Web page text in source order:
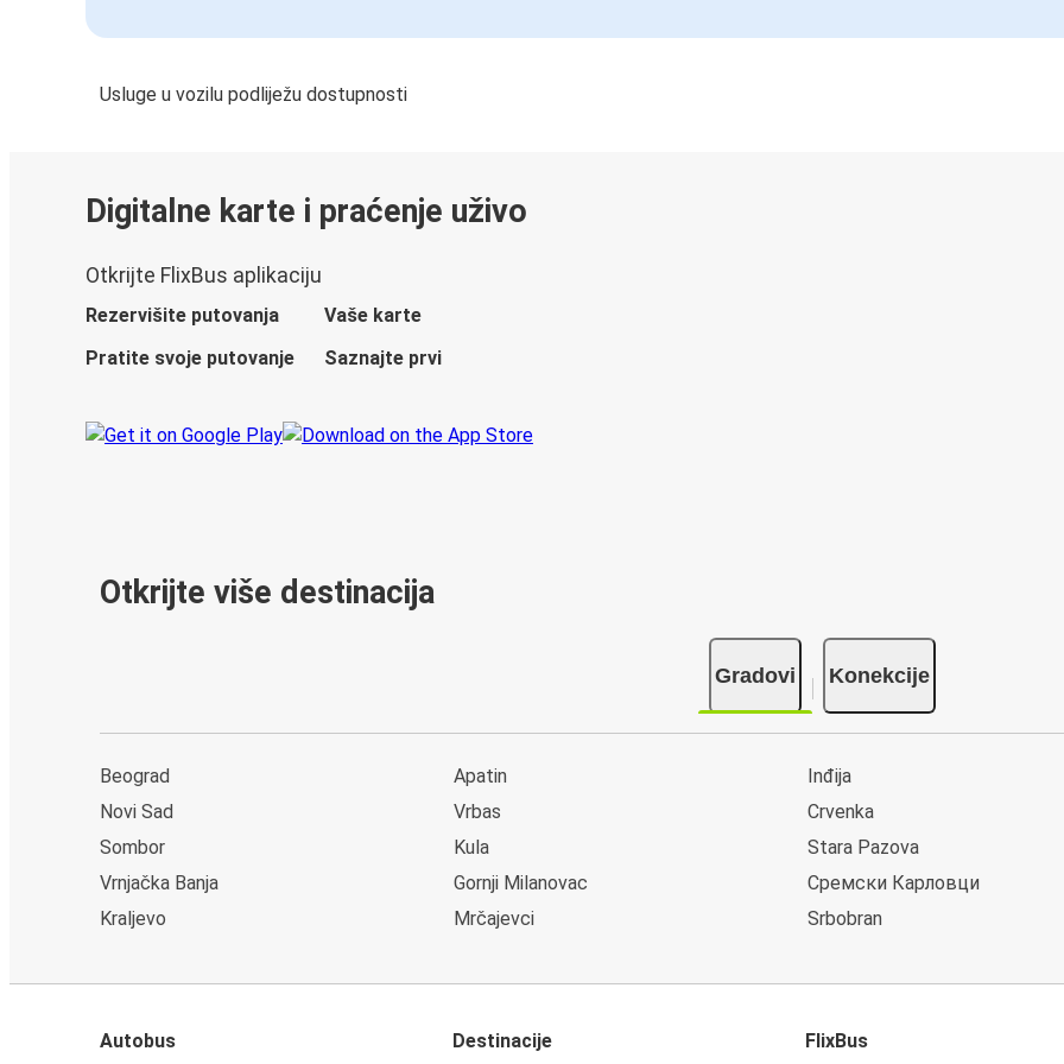
Usluge u vozilu podliježu dostupnosti
Digitalne karte i praćenje uživo
Otkrijte FlixBus aplikaciju
Rezervišite putovanja
Vaše karte
Pratite svoje putovanje
Saznajte prvi
Otkrijte više destinacija
Gradovi Konekcije
Beograd
Novi Sad
Sombor
Vrnjačka Banja
Kraljevo
Apatin
Vrbas
Kula
Gornji Milanovac
Mrčajevci
Inđija
Crvenka
Stara Pazova
Сремски Карловци
Srbobran
Autobus Destinacije FlixBus